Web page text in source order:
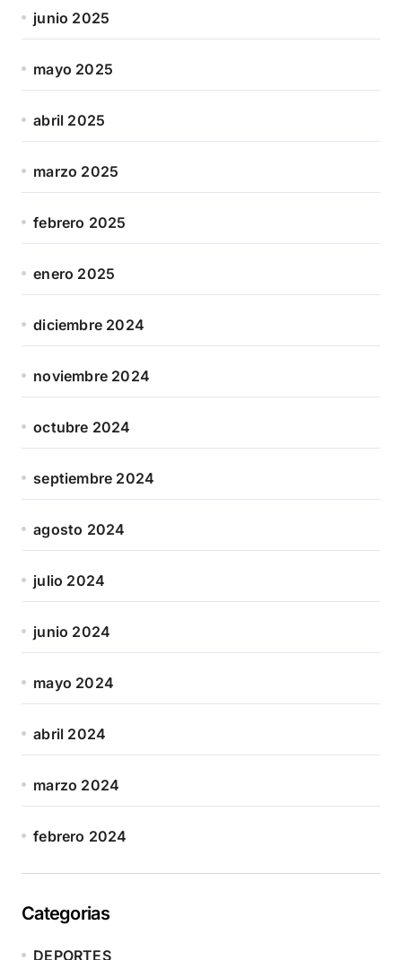
junio 2025
mayo 2025
abril 2025
marzo 2025
febrero 2025
enero 2025
diciembre 2024
noviembre 2024
octubre 2024
septiembre 2024
agosto 2024
julio 2024
junio 2024
mayo 2024
abril 2024
marzo 2024
febrero 2024
Categorias
DEPORTES